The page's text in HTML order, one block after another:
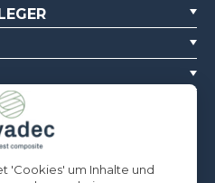
'Cookies' um Inhalte und